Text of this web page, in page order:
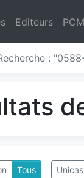
Editeurs
:
Tous Unicas